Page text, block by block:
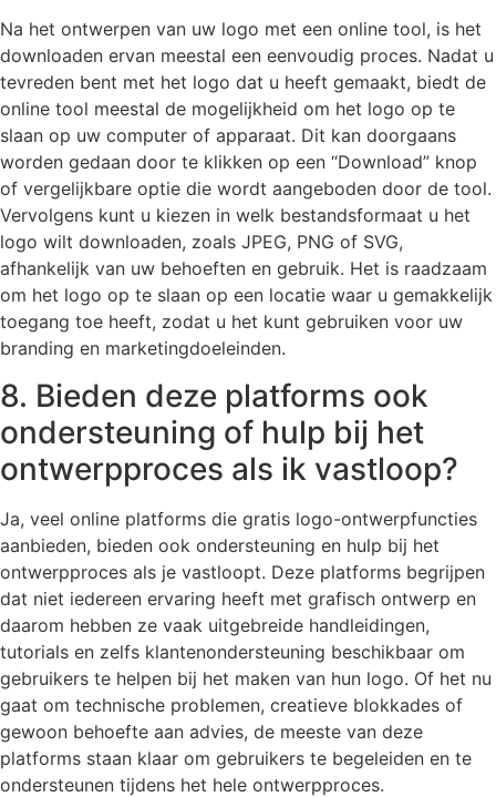
Na het ontwerpen van uw logo met een online tool, is het
downloaden ervan meestal een eenvoudig proces. Nadat u
tevreden bent met het logo dat u heeft gemaakt, biedt de
online tool meestal de mogelijkheid om het logo op te
slaan op uw computer of apparaat. Dit kan doorgaans
worden gedaan door te klikken op een “Download” knop
of vergelijkbare optie die wordt aangeboden door de tool.
Vervolgens kunt u kiezen in welk bestandsformaat u het
logo wilt downloaden, zoals JPEG, PNG of SVG,
afhankelijk van uw behoeften en gebruik. Het is raadzaam
om het logo op te slaan op een locatie waar u gemakkelijk
toegang toe heeft, zodat u het kunt gebruiken voor uw
branding en marketingdoeleinden.
8. Bieden deze platforms ook
ondersteuning of hulp bij het
ontwerpproces als ik vastloop?
Ja, veel online platforms die gratis logo-ontwerpfuncties
aanbieden, bieden ook ondersteuning en hulp bij het
ontwerpproces als je vastloopt. Deze platforms begrijpen
dat niet iedereen ervaring heeft met grafisch ontwerp en
daarom hebben ze vaak uitgebreide handleidingen,
tutorials en zelfs klantenondersteuning beschikbaar om
gebruikers te helpen bij het maken van hun logo. Of het nu
gaat om technische problemen, creatieve blokkades of
gewoon behoefte aan advies, de meeste van deze
platforms staan klaar om gebruikers te begeleiden en te
ondersteunen tijdens het hele ontwerpproces.